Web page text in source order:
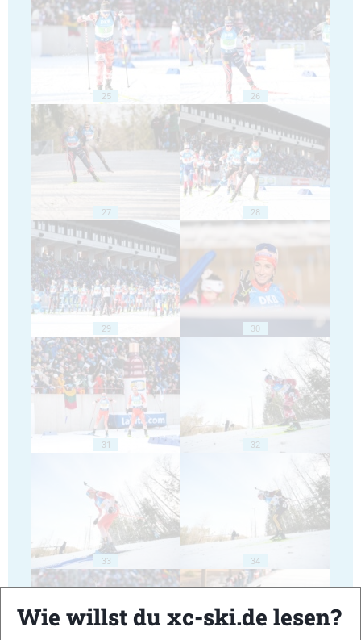
25 26
27 28
29 30
31 32
33 34
Wie willst du xc-ski.de lesen?